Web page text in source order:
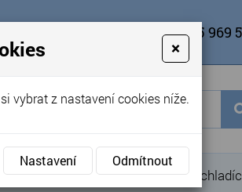
+420 725 969
a puky » Whiskovka střední +
×
vybrat z nastavení cookies níže.
Nastavení Odmítnout